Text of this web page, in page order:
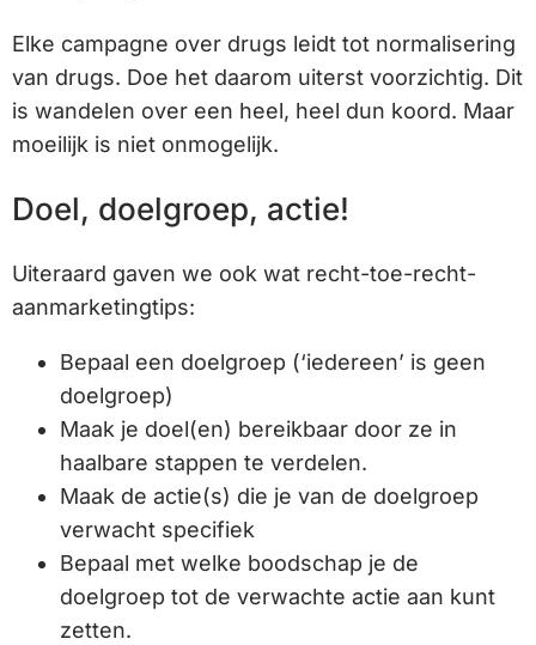
Elke campagne over drugs leidt tot normalisering
van drugs. Doe het daarom uiterst voorzichtig. Dit
is wandelen over een heel, heel dun koord. Maar
moeilijk is niet onmogelijk.
Doel, doelgroep, actie!
Uiteraard gaven we ook wat recht-toe-recht-
aanmarketingtips:
Bepaal een doelgroep (‘iedereen’ is geen
doelgroep)
Maak je doel(en) bereikbaar door ze in
haalbare stappen te verdelen.
Maak de actie(s) die je van de doelgroep
verwacht specifiek
Bepaal met welke boodschap je de
doelgroep tot de verwachte actie aan kunt
zetten.